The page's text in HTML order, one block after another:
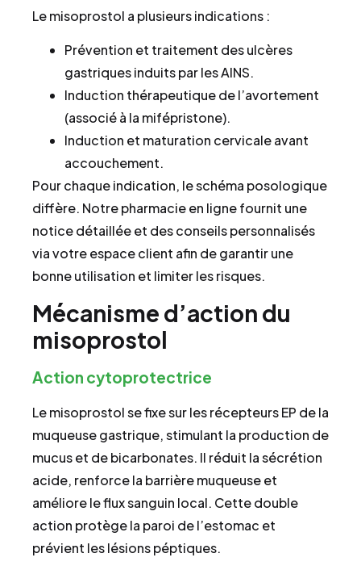
Le misoprostol a plusieurs indications :
Prévention et traitement des ulcères
gastriques induits par les AINS.
Induction thérapeutique de l’avortement
(associé à la mifépristone).
Induction et maturation cervicale avant
accouchement.
Pour chaque indication, le schéma posologique
diffère. Notre pharmacie en ligne fournit une
notice détaillée et des conseils personnalisés
via votre espace client afin de garantir une
bonne utilisation et limiter les risques.
Mécanisme d’action du
misoprostol
Action cytoprotectrice
Le misoprostol se fixe sur les récepteurs EP de la
muqueuse gastrique, stimulant la production de
mucus et de bicarbonates. Il réduit la sécrétion
acide, renforce la barrière muqueuse et
améliore le flux sanguin local. Cette double
action protège la paroi de l’estomac et
prévient les lésions péptiques.